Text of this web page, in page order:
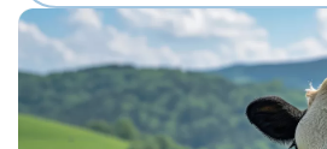
MR SUPERHERO NEXUS-ET
MR RUBICON NICHE-ET
MR SPRING NIGHTHAWK-ET
MR MT NIGHTLIFE 31444-ET